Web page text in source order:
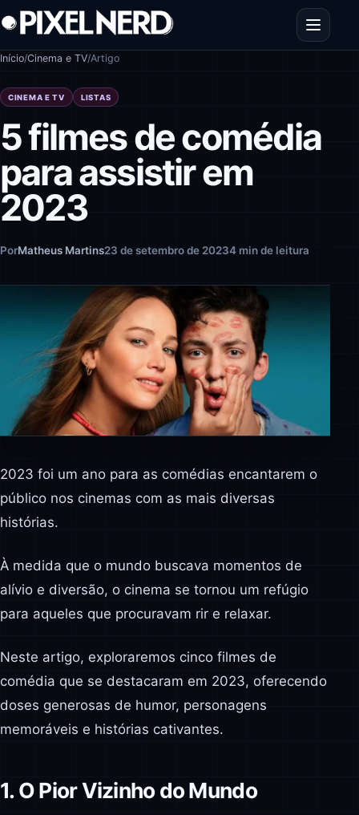
Pular para o conteúdo
Abrir
Início/Cinema e TV/Artigo
CINEMA E TV LISTAS
5 filmes de comédia
para assistir em
2023
PorMatheus Martins23 de setembro de 20234 min de leitura
2023 foi um ano para as comédias encantarem o
público nos cinemas com as mais diversas
histórias.
À medida que o mundo buscava momentos de
alívio e diversão, o cinema se tornou um refúgio
para aqueles que procuravam rir e relaxar.
Neste artigo, exploraremos cinco filmes de
comédia que se destacaram em 2023, oferecendo
doses generosas de humor, personagens
memoráveis e histórias cativantes.
1. O Pior Vizinho do Mundo